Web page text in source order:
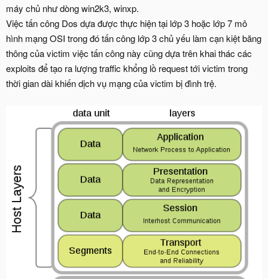
máy chủ như dòng win2k3, winxp.
Việc tấn công Dos dựa được thực hiện tại lớp 3 hoặc lớp 7 mô
hình mạng OSI trong đó tấn công lớp 3 chủ yếu làm cạn kiệt băng
thông của victim việc tấn công này cũng dựa trên khai thác các
exploits để tạo ra lượng traffic khổng lồ request tới victim trong
thời gian dài khiến dịch vụ mạng của victim bị đình trệ.